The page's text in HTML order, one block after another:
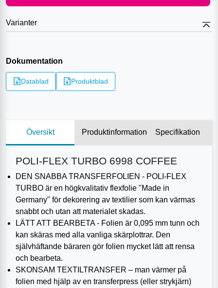
Varianter
Dokumentation
Datablad Produktblad
Översikt Produktinformation Specifikation
POLI-FLEX TURBO 6998 COFFEE
DEN SNABBA TRANSFERFOLIEN - POLI-FLEX
TURBO är en högkvalitativ flexfolie "Made in
Germany" för dekorering av textilier som kan värmas
snabbt och utan att materialet skadas.
LÄTT ATT BEARBETA - Folien är 0,095 mm tunn och
kan skäras med alla vanliga skärplottrar. Den
självhäftande bäraren gör folien mycket lätt att rensa
och bearbeta.
SKONSAM TEXTILTRANSFER – man värmer på
folien med hjälp av en transferpress (eller strykjärn)